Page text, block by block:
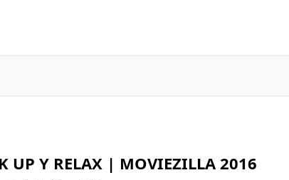
UP Y RELAX | MOVIEZILLA 2016